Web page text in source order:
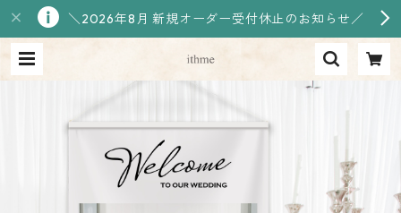
＼2026年8月 新規オーダー受付休止のお知らせ／